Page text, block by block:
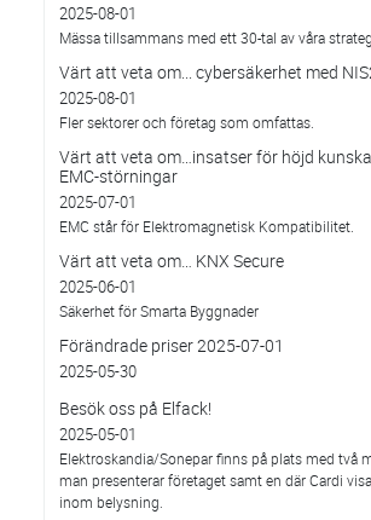
2025-08-01
Mässa tillsammans med ett 30-tal av våra
Värt att veta om... cybersäkerhet med
2025-08-01
Fler sektorer och företag som omfattas.
Värt att veta om…insatser för höjd
EMC-störningar
2025-07-01
EMC står för Elektromagnetisk Kompatibilitet.
Värt att veta om… KNX Secure
2025-06-01
Säkerhet för Smarta Byggnader
Förändrade priser 2025-07-01
2025-05-30
Besök oss på Elfack!
2025-05-01
Elektroskandia/Sonepar finns på plats med två
man presenterar företaget samt en där Cardi
inom belysning.